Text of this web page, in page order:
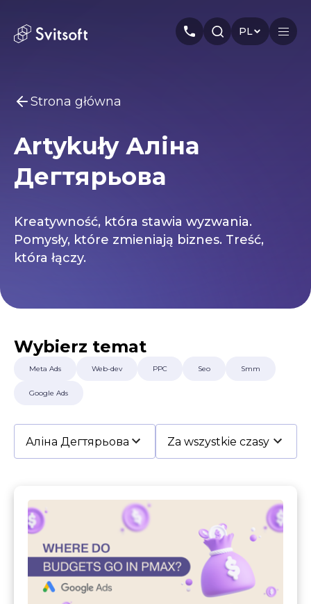
PL
Możesz być zainteresowany
Marketing Meta Ads
Seo
Smm
Polityka prywatności
©2026 Svitsoft Digital Transformation
Główny
Usługi
Przemysł
Cases
Autorzy
Kontakty
Kariera
Warunki korzystania
Polityka prywatności
©2026 Svitsoft Digital Transformation
Strona główna
Artykuły Аліна
Дегтярьова
Kreatywność, która stawia wyzwania.
Pomysły, które zmieniają biznes. Treść,
która łączy.
Wybierz temat
Meta Ads Web-dev PPC Seo Smm
Google Ads